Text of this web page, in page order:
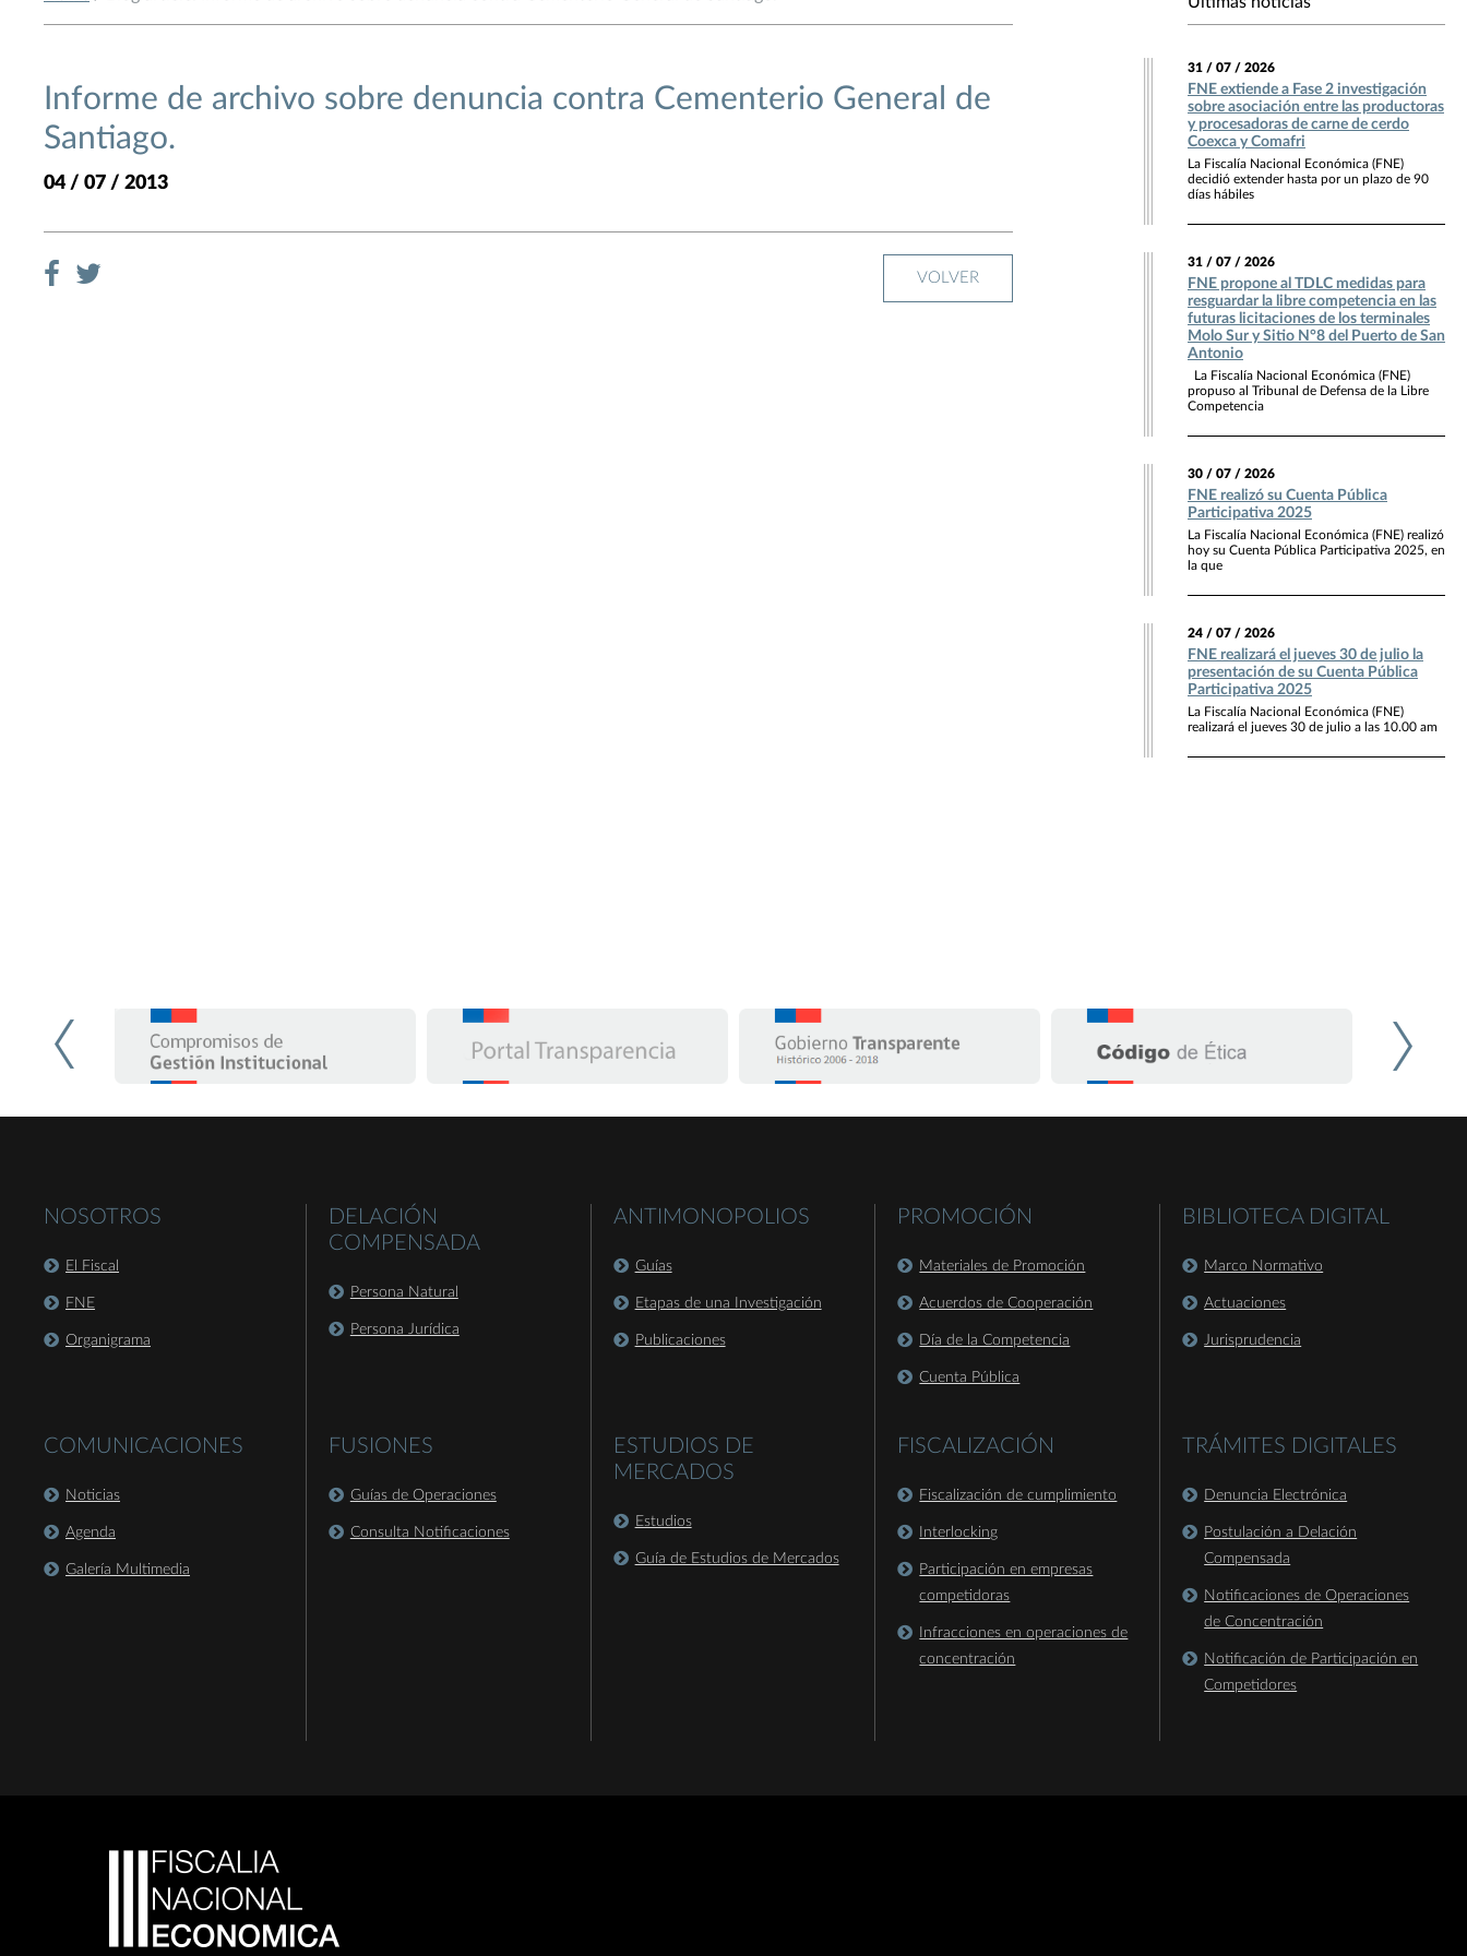
Informe de archivo sobre denuncia contra Cementerio General de
Santiago.
04 / 07 / 2013
VOLVER
31 / 07 / 2026
FNE extiende a Fase 2 investigación
sobre asociación entre las productoras
y procesadoras de carne de cerdo
Coexca y Comafri
La Fiscalía Nacional Económica (FNE)
decidió extender hasta por un plazo de 90
días hábiles
31 / 07 / 2026
FNE propone al TDLC medidas para
resguardar la libre competencia en las
futuras licitaciones de los terminales
Molo Sur y Sitio N°8 del Puerto de San
Antonio
La Fiscalía Nacional Económica (FNE)
propuso al Tribunal de Defensa de la Libre
Competencia
30 / 07 / 2026
FNE realizó su Cuenta Pública
Participativa 2025
La Fiscalía Nacional Económica (FNE) realizó
hoy su Cuenta Pública Participativa 2025, en
la que
24 / 07 / 2026
FNE realizará el jueves 30 de julio la
presentación de su Cuenta Pública
Participativa 2025
La Fiscalía Nacional Económica (FNE)
realizará el jueves 30 de julio a las 10.00 am
NOSOTROS
El Fiscal
FNE
Organigrama
COMUNICACIONES
Noticias
Agenda
Galería Multimedia
DELACIÓN
COMPENSADA
Persona Natural
Persona Jurídica
FUSIONES
Guías de Operaciones
Consulta Notificaciones
ANTIMONOPOLIOS
Guías
Etapas de una Investigación
Publicaciones
ESTUDIOS DE
MERCADOS
Estudios
Guía de Estudios de Mercados
PROMOCIÓN
Materiales de Promoción
Acuerdos de Cooperación
Día de la Competencia
Cuenta Pública
FISCALIZACIÓN
Fiscalización de cumplimiento
Interlocking
Participación en empresas
competidoras
Infracciones en operaciones de
concentración
BIBLIOTECA DIGITAL
Marco Normativo
Actuaciones
Jurisprudencia
TRÁMITES DIGITALES
Denuncia Electrónica
Postulación a Delación
Compensada
Notificaciones de Operaciones
de Concentración
Notificación de Participación en
Competidores